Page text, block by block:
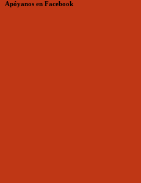
Apóyanos en Facebook